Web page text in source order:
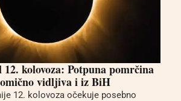
12. kolovoza: Potpuna pomrčina
vidljiva i iz BiH
12. kolovoza očekuje posebno